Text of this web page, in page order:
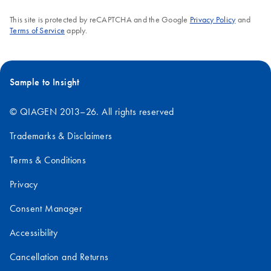
This site is protected by reCAPTCHA and the Google Privacy Policyand
Terms of Service apply.
Sample to Insight
© QIAGEN 2013–26. All rights reserved
Trademarks & Disclaimers
Terms & Conditions
Privacy
Consent Manager
Accessibility
Cancellation and Returns